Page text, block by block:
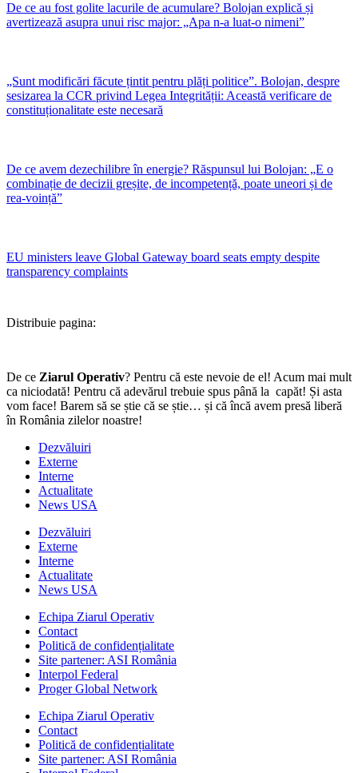
De ce au fost golite lacurile de acumulare? Bolojan explică și
avertizează asupra unui risc major: „Apa n-a luat-o nimeni”
„Sunt modificări făcute țintit pentru plăți politice”. Bolojan, despre
sesizarea la CCR privind Legea Integrității: Această verificare de
constituționalitate este necesară
De ce avem dezechilibre în energie? Răspunsul lui Bolojan: „E o
combinație de decizii greșite, de incompetență, poate uneori și de
rea-voință”
EU ministers leave Global Gateway board seats empty despite
transparency complaints
Distribuie pagina:
De ce Ziarul Operativ? Pentru că este nevoie de el! Acum mai mult
ca niciodată! Pentru că adevărul trebuie spus până la capăt! Și asta
vom face! Barem să se știe că se știe… și că încă avem presă liberă
în România zilelor noastre!
Dezvăluiri
Externe
Interne
Actualitate
News USA
Dezvăluiri
Externe
Interne
Actualitate
News USA
Echipa Ziarul Operativ
Contact
Politică de confidențialitate
Site partener: ASI România
Interpol Federal
Proger Global Network
Echipa Ziarul Operativ
Contact
Politică de confidențialitate
Site partener: ASI România